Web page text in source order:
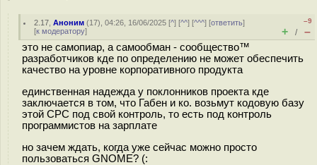
2.17 ,Аноним (17), 04:26, 16/06/2025 [^] [^^] [^^^] [ответить]
[к модератору]
–9
+ / –
это не самопиар, а самообман - сообщество™
разработчиков кде по определению не может обеспечить
качество на уровне корпоративного продукта
единственная надежда у поклонников проекта кде
заключается в том, что Габен и ко. возьмут кодовую базу
этой СРС под свой контроль, то есть под контроль
программистов на зарплате
но зачем ждать, когда уже сейчас можно просто
пользоваться GNOME? (: